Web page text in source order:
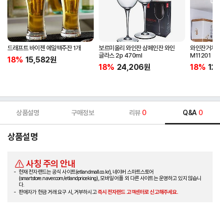
드래프트 바이젠 에일맥주잔 1개
18% 15,582원
보르미올리 와인잔 샴페인잔 와인
글라스 2p 470ml
18% 24,206원
와인잔거치
M11201
18%
상품설명 구매정보 리뷰 0 Q&A 0
상품설명
사칭 주의 안내
현재 전자랜드는 공식 사이트(etlandmall.co.kr), 네이버 스마트스토어
(smartstore.naver.com/etlandpriceking), 모바일 어플 외 다른 사이트는 운영하고 있지 않습니
다.
판매자가 현금 거래 요구 시, 거부하시고즉시 전자랜드 고객센터로 신고해주세요.